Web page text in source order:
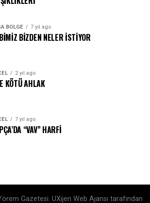
BÖLGE 7 yıl ago
BİZDEN NELER İSTİYOR
2 yıl ago
KÖTÜ AHLAK
7 yıl ago
“VAV” HARFİ
Gazetesi. UXijen Web Ajansı tarafından